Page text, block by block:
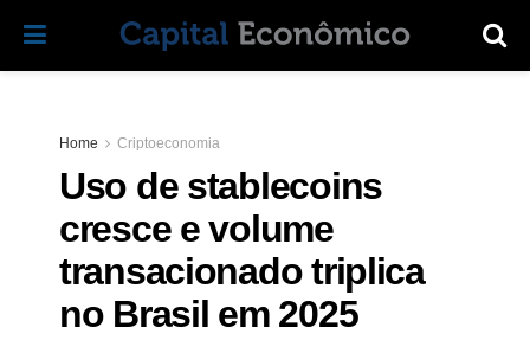
Home Criptoeconomia
Uso de stablecoins
cresce e volume
transacionado triplica
no Brasil em 2025